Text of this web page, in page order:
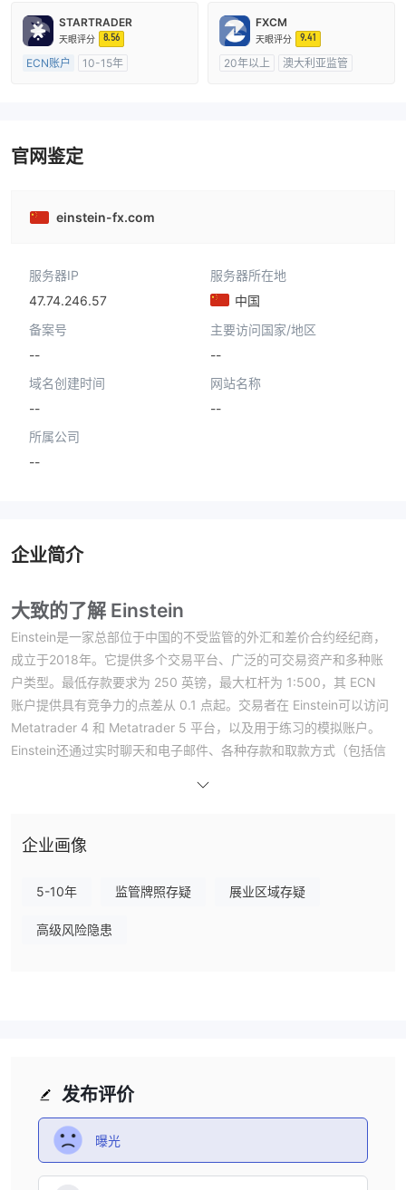
主标MT4
主标MT4
STARTRADER
天眼评分 8.56
ECN账户
10-15年
FXCM
天眼评分 9.41
20年以上
澳大利亚监管
官网鉴定
einstein-fx.com
服务器IP
47.74.246.57
服务器所在地
中国
备案号
--
主要访问国家/地区
--
域名创建时间
--
网站名称
--
所属公司
--
企业简介
大致的了解 Einstein
Einstein是一家总部位于中国的不受监管的外汇和差价合约经纪商，
成立于2018年。它提供多个交易平台、广泛的可交易资产和多种账
户类型。最低存款要求为 250 英镑，最大杠杆为 1:500，其 ECN
账户提供具有竞争力的点差从 0.1 点起。交易者在 Einstein可以访问
Metatrader 4 和 Metatrader 5 平台，以及用于练习的模拟账户。
Einstein还通过实时聊天和电子邮件、各种存款和取款方式（包括信
由于缺乏监管，潜在欺诈或资金管理不善的风险更高。因此，交易者
优点和缺点
的优点 Einstein:
教育资源：网络研讨会、电子书和视频教程的存在可以帮助交易者发
模拟账户：无需存入真实资金即可试用平台，这对于新交易者或希望
测试新策略的交易者很有帮助。
多样化的支付选项：通过不同的支付方式存入和提取资金的能力为用
企业画像
5-10年 监管牌照存疑 展业区域存疑
高级风险隐患
发布评价
曝光